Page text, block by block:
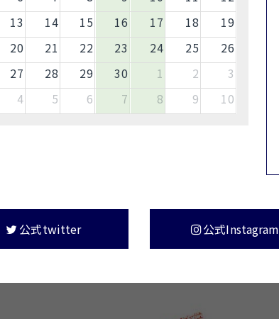
13
14 15 16 17 18
19
20
21 22 23 24 25
26
27
28 29 30 1 2
3
4
5 6 7 8 9 10
公式twitter 公式Instagram